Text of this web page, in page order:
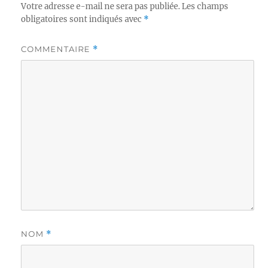
Votre adresse e-mail ne sera pas publiée. Les champs
obligatoires sont indiqués avec *
COMMENTAIRE *
NOM *